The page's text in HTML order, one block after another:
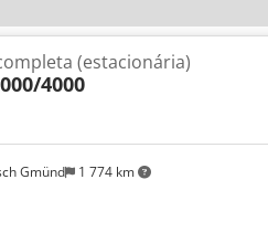
Gmünd 1 774 km
(estacionária)
4000